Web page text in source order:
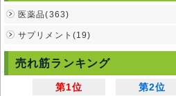
注意事項
本剤の服用の際には、持病やアレルギー
してください。
また、妊娠中の方の服用は、原則として
次第では、服用できることもあるので、
牛乳や制酸剤と一緒に服用しないでくださ
医薬品(363)
サプリメント(19)
売れ筋ランキング
第1位 第2位